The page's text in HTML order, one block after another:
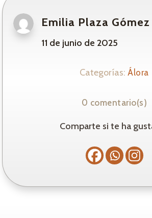
Emilia Plaza Gómez
11 de junio de 2025
Categorías:Álora
0 comentario(s)
Comparte si te ha